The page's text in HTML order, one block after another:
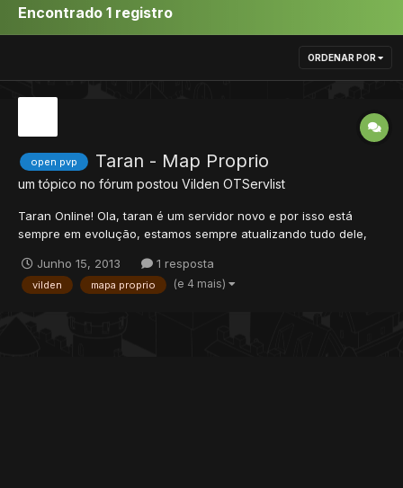
Encontrado 1 registro
ORDENAR POR
open pvp Taran - Map Proprio
um tópico no fórum postou Vilden OTServlist
Taran Online! Ola, taran é um servidor novo e por isso está
sempre em evolução, estamos sempre atualizando tudo dele,
vocês que vão nos ajudar. Podemos contar com vocês? Ip/Site:
taran.servegame.com Informações:...
Junho 15, 2013 1 resposta
vilden mapa proprio (e 4 mais)